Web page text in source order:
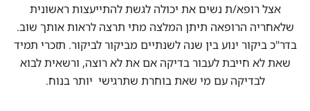
אצל רופא/ת נשים את יכולה לגשת להתייעצות ראשונית
שלאחריה הרופאה תיתן המלצה מתי תרצה לראות אותך שוב.
בדר"כ ביקור ינוע בין שנה לשנתיים מביקור לביקור. תזכרי תמיד
שאת לא חייבת לעבור בדיקה אם את לא רוצה, ורשאית לבוא
לבדיקה עם מי שאת בוחרת שתרגישי יותר בנוח.